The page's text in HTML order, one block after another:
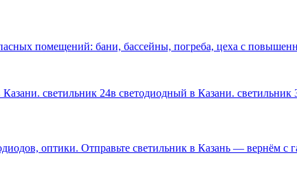
помещений: бани, бассейны, погреба, цеха с
светильник 24в светодиодный в Казани.
оптики. Отправьте светильник в Казань — вернём с